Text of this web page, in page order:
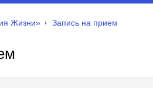
Жизни» Запись на прием